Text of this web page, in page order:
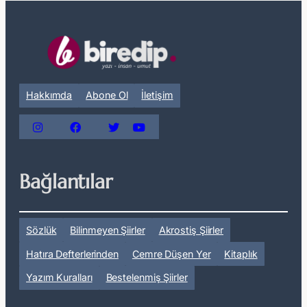
Hakkımda Abone Ol İletişim
Bağlantılar
Sözlük Bilinmeyen Şiirler Akrostiş Şiirler
Hatıra Defterlerinden Cemre Düşen Yer Kitaplık
Yazım Kuralları Bestelenmiş Şiirler